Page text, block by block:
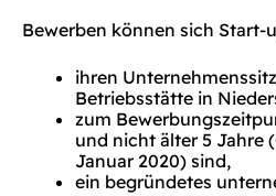
Bewerben können sich Start-
ihren
Betriebsstätte in
zum
und nicht älter 5 Jahre
Januar 2020) sind,
ein begründetes